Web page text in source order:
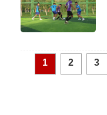
1 2 3